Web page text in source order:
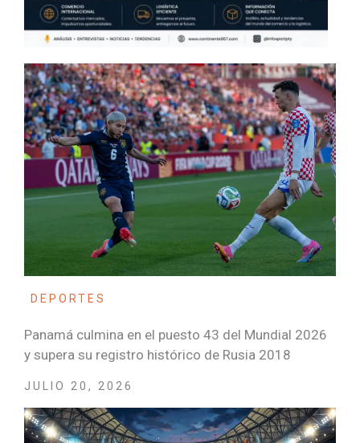
DEPORTES
Panamá culmina en el puesto 43 del Mundial 2026
y supera su registro histórico de Rusia 2018
JULIO 20, 2026